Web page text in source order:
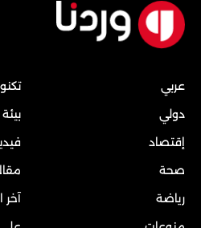
عربي
دولي
إقتصاد
صحة
رياضة
بيئة
آخر